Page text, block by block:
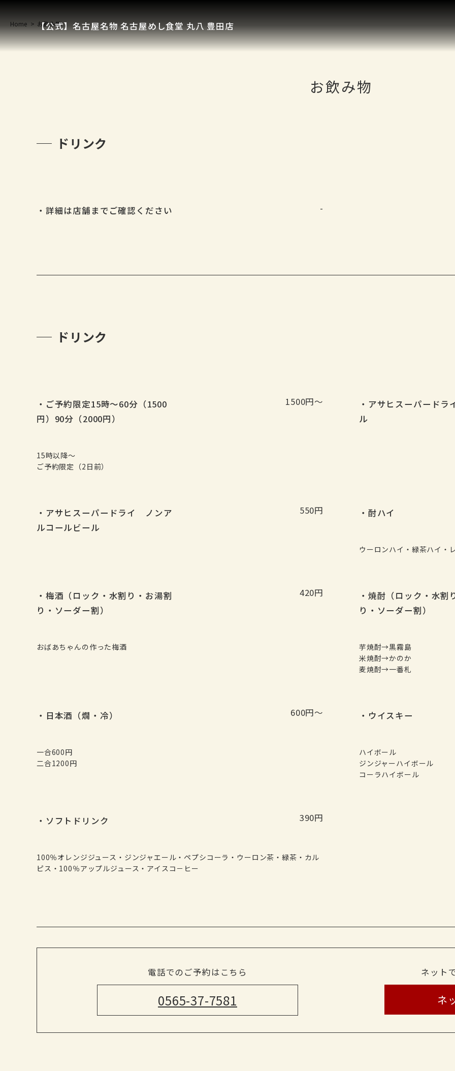
【公式】名古屋名物 名古屋めし食堂 丸八 豊田店
Home お飲み物
お飲み物
ドリンク
・詳細は店舗までご確認ください -
ドリンク
・ご予約限定15時～60分（1500
円）90分（2000円）
1500円～
15時以降～
ご予約限定（2日前）
・アサヒスーパード
ル
・アサヒスーパードライ ノンア
ルコールビール
550円 ・酎ハイ
ウーロンハイ・緑茶ハイ・
・梅酒（ロック・水割り・お湯割
り・ソーダー割）
420円
おばあちゃんの作った梅酒
・焼酎（ロック・水割
り・ソーダー割）
芋焼酎→黒霧島
米焼酎→かのか
麦焼酎→一番札
・日本酒（燗・冷） 600円～
一合600円
二合1200円
・ウイスキー
ハイボール
ジンジャーハイボール
コーラハイボール
・ソフトドリンク 390円
100％オレンジジュース・ジンジャエール・ペプシコーラ・ウーロン茶・緑茶・カル
ピス・100％アップルジュース・アイスコ－ヒー
電話でのご予約はこちら
0565-37-7581
ネット
ネ